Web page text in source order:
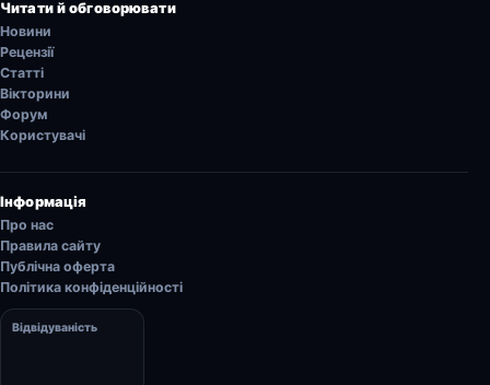
Читати й обговорювати
Новини
Рецензії
Статті
Вікторини
Форум
Користувачі
Інформація
Про нас
Правила сайту
Публічна оферта
Політика конфіденційності
Відвідуваність